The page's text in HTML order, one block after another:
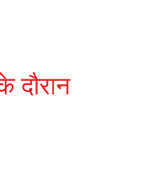
दौरान